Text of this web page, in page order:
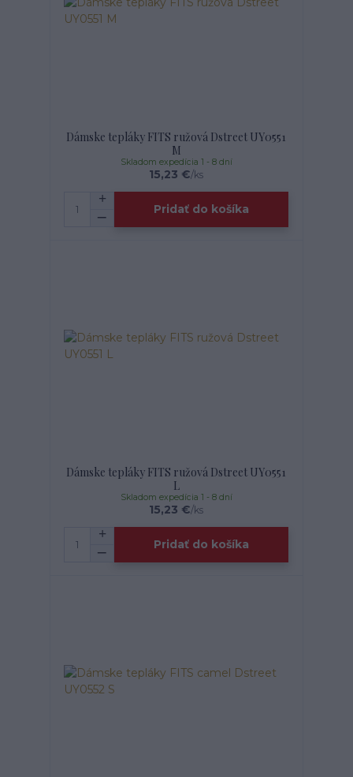
Dámske tepláky FITS ružová Dstreet UY0551
M
15,23 €/ks
Skladom expedícia 1 - 8 dní
Pridať do košíka
Dámske tepláky FITS ružová Dstreet UY0551
L
15,23 €/ks
Skladom expedícia 1 - 8 dní
Pridať do košíka